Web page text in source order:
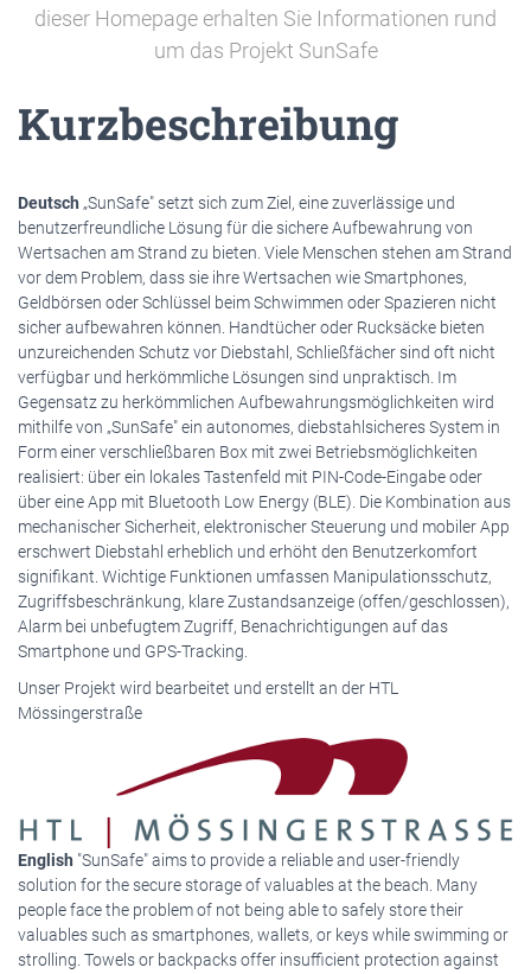
dieser Homepage erhalten Sie Informationen rund
um das Projekt SunSafe
Kurzbeschreibung
Deutsch „SunSafe" setzt sich zum Ziel, eine zuverlässige und
benutzerfreundliche Lösung für die sichere Aufbewahrung von
Wertsachen am Strand zu bieten. Viele Menschen stehen am Strand
vor dem Problem, dass sie ihre Wertsachen wie Smartphones,
Geldbörsen oder Schlüssel beim Schwimmen oder Spazieren nicht
sicher aufbewahren können. Handtücher oder Rucksäcke bieten
unzureichenden Schutz vor Diebstahl, Schließfächer sind oft nicht
verfügbar und herkömmliche Lösungen sind unpraktisch. Im
Gegensatz zu herkömmlichen Aufbewahrungsmöglichkeiten wird
mithilfe von „SunSafe" ein autonomes, diebstahlsicheres System in
Form einer verschließbaren Box mit zwei Betriebsmöglichkeiten
realisiert: über ein lokales Tastenfeld mit PIN-Code-Eingabe oder
über eine App mit Bluetooth Low Energy (BLE). Die Kombination aus
mechanischer Sicherheit, elektronischer Steuerung und mobiler App
erschwert Diebstahl erheblich und erhöht den Benutzerkomfort
signifikant. Wichtige Funktionen umfassen Manipulationsschutz,
Zugriffsbeschränkung, klare Zustandsanzeige (offen/geschlossen),
Alarm bei unbefugtem Zugriff, Benachrichtigungen auf das
Smartphone und GPS-Tracking.
Unser Projekt wird bearbeitet und erstellt an der HTL
Mössingerstraße
English "SunSafe" aims to provide a reliable and user-friendly
solution for the secure storage of valuables at the beach. Many
people face the problem of not being able to safely store their
valuables such as smartphones, wallets, or keys while swimming or
strolling. Towels or backpacks offer insufficient protection against